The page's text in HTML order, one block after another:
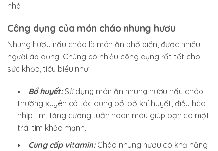
nhé!
Công dụng của món cháo nhung hươu
Nhung hươu nấu cháo là món ăn phổ biến, được nhiều
người áp dụng. Chúng có nhiều công dụng rất tốt cho
sức khỏe, tiêu biểu như:
Bổ huyết:Sử dụng món ăn nhung hươu nấu cháo
thường xuyên có tác dụng bồi bổ khí huyết, điều hòa
nhịp tim, tăng cường tuần hoàn máu giúp bạn có một
trái tim khỏe mạnh.
Cung cấp vitamin: Cháo nhung hươu có khả năng